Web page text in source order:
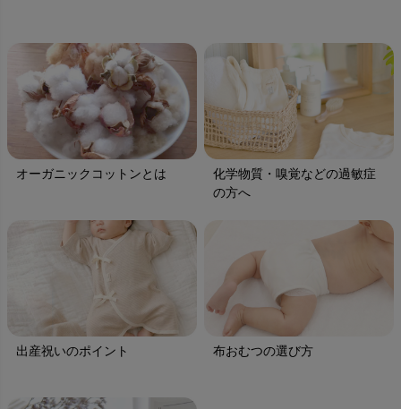
オーガニックコットンとは
化学物質・嗅覚などの過敏症
の方へ
出産祝いのポイント 布おむつの選び方